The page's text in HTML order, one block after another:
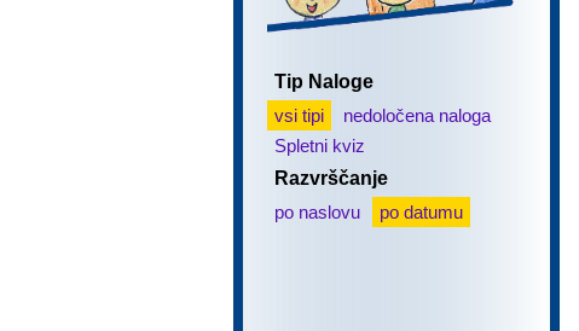
Tip Naloge
vsi tipi
nedoločena naloga
Spletni kviz
Razvrščanje
po naslovu
po datumu